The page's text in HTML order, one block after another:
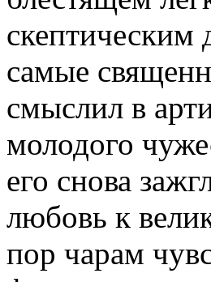
скептическим
самые
смыслил в
молодого
его снова
любовь к
пор чарам